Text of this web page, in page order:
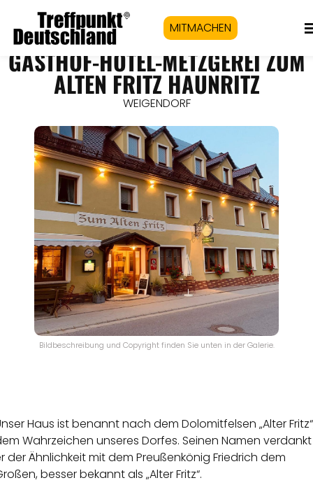
MITMACHEN
GASTHOF-HOTEL-METZGEREI ZUM
ALTEN FRITZ HAUNRITZ
WEIGENDORF
Bildbeschreibung und Copyright finden Sie unten in der Galerie.
Haus ist benannt nach dem Dolomitfelsen „Alter
Wahrzeichen unseres Dorfes. Seinen Namen verdankt
der Ähnlichkeit mit dem Preußenkönig Friedrich dem
besser bekannt als „Alter Fritz“.